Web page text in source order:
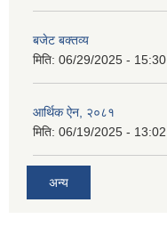
बजेट बक्तव्य
मिति: 06/29/2025 - 15:30
आर्थिक ऐन, २०८१
मिति: 06/19/2025 - 13:02
अन्य